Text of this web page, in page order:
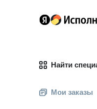
Найти
Мои заказы